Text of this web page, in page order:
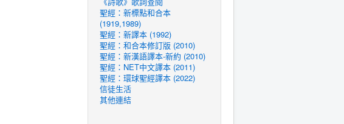
聖經：新標點和合本
(1919,1989)
聖經：新譯本 (1992)
聖經：和合本修訂版 (2010)
聖經：新漢語譯本-新約 (2010)
聖經：NET中文譯本 (2011)
聖經：環球聖經譯本 (2022)
信徒生活
其他連結